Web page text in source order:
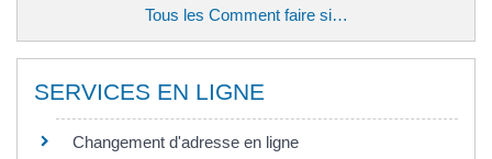
Tous les Comment faire si…
SERVICES EN LIGNE
Changement d'adresse en ligne